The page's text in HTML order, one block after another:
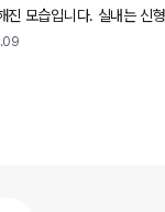
진 모습입니다. 실내는 신